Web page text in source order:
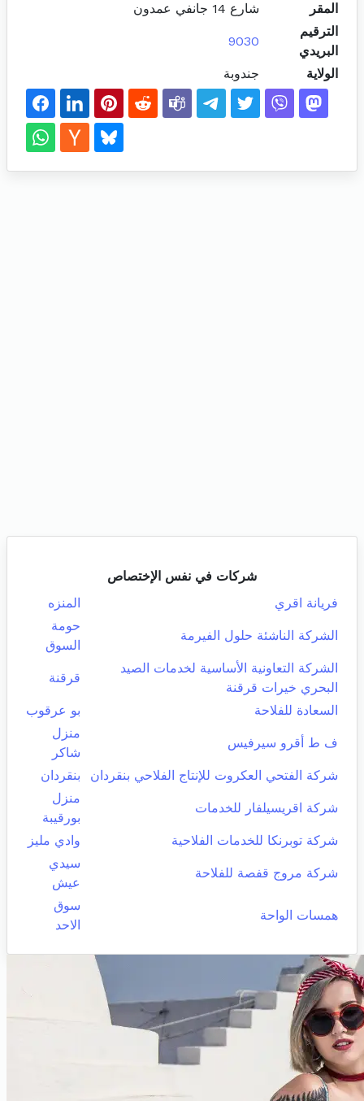
المقر
شارع 14 جانفي عمدون
الترقيم
البريدي
9030
الولاية جندوبة
شركات في نفس الإختصاص
فريانة اقري
المنزه
الشركة الناشئة حلول الفيرمة
حومة
السوق
الشركة التعاونية الأساسية لخدمات الصيد
البحري خيرات قرقنة
قرقنة
السعادة للفلاحة بو عرقوب
ف ط أقرو سيرفيس
منزل
شاكر
شركة الفتحي العكروت للإنتاج الفلاحي بنقردان
بنقردان
شركة اقريسيلفار للخدمات
منزل
بورقيبة
شركة توبرنكا للخدمات الفلاحية
وادي مليز
شركة مروج قفصة للفلاحة
سيدي
عيش
همسات الواحة
سوق
الاحد